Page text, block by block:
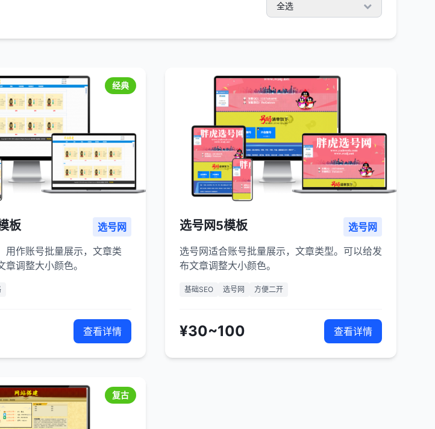
全选
经典
板
选号网
用作账号批量展示，文章类
调整大小颜色。
查看详情
选号网5模板
选号网
选号网适合账号批量展示，文章类型。可以给发
布文章调整大小颜色。
基础SEO 选号网 方便二开
¥30~100 查看详情
复古